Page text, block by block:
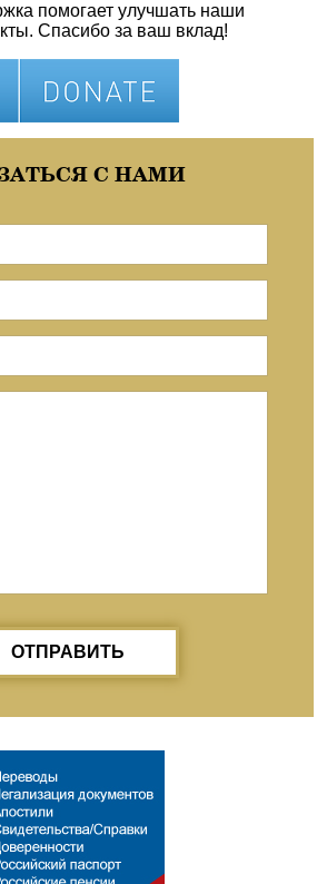
помогает улучшать наши
Спасибо за ваш вклад!
С НАМИ
ОТПРАВИТЬ